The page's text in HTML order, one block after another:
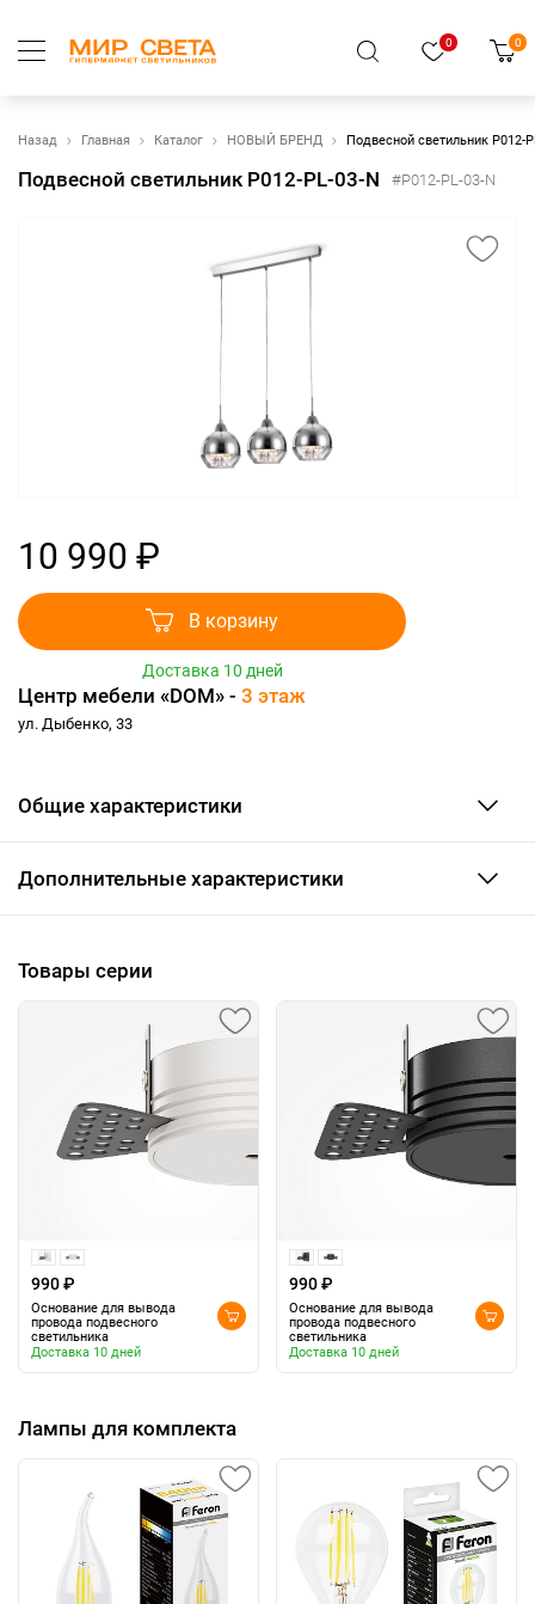
0 0
Назад Главная Каталог НОВЫЙ БРЕНД Подвесной светильник P012-
Подвесной светильник P012-PL-03-N #P012-PL-03-N
10 990 ₽
В корзину
Доставка 10 дней
Центр мебели «DOM» - 3 этаж
ул. Дыбенко, 33
Общие характеристики
Дополнительные характеристики
Товары серии
990 ₽
Основание для вывода
провода подвесного
светильника
Доставка 10 дней
990 ₽
Основание для вывода
провода подвесного
светильника
Доставка 10 дней
Лампы для комплекта